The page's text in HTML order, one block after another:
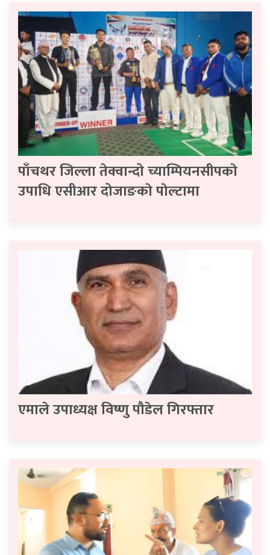
पाँचथर जिल्ला तेक्वान्दो च्याम्पियनसीपकाे
उपाधि एसीआर दोजाङकाे पाेल्टामा
एमाले उपाध्यक्ष विष्णु पौडेल गिरफ्तार